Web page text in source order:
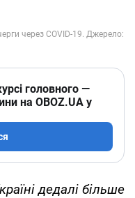
головного —
на OBOZ.UA у
дедалі більше